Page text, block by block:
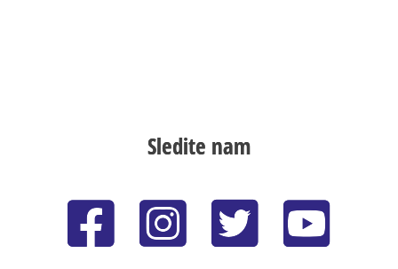
Sledite nam